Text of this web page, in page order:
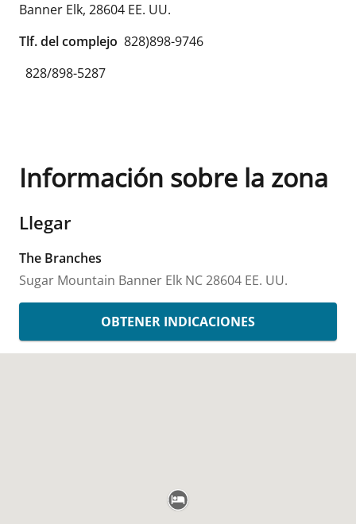
Banner Elk, 28604 EE. UU.
Tlf. del complejo 828)898-9746
828/898-5287
Información sobre la zona
Llegar
The Branches
Sugar Mountain Banner Elk NC28604 EE. UU.
OBTENER INDICACIONES